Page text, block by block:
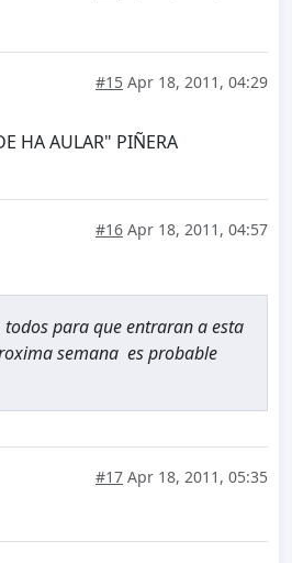
#15 Apr 18, 2011, 04:29
HA AULAR" PIÑERA
#16 Apr 18, 2011, 04:57
para que entraran a esta
semana es probable
#17 Apr 18, 2011, 05:35